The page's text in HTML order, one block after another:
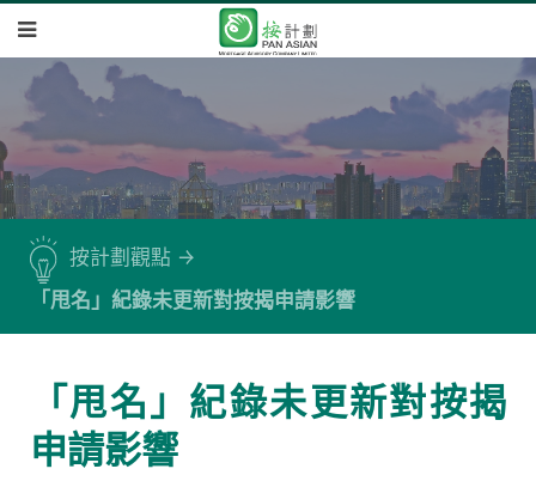
按計劃觀點
「甩名」紀錄未更新對按揭申請影響
「甩名」紀錄未更新對按揭
申請影響